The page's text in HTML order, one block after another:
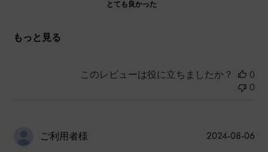
とても良かった
もっと見る
このレビューは役に立ちましたか？
0
0
ご利用者様
公
2024-08-06